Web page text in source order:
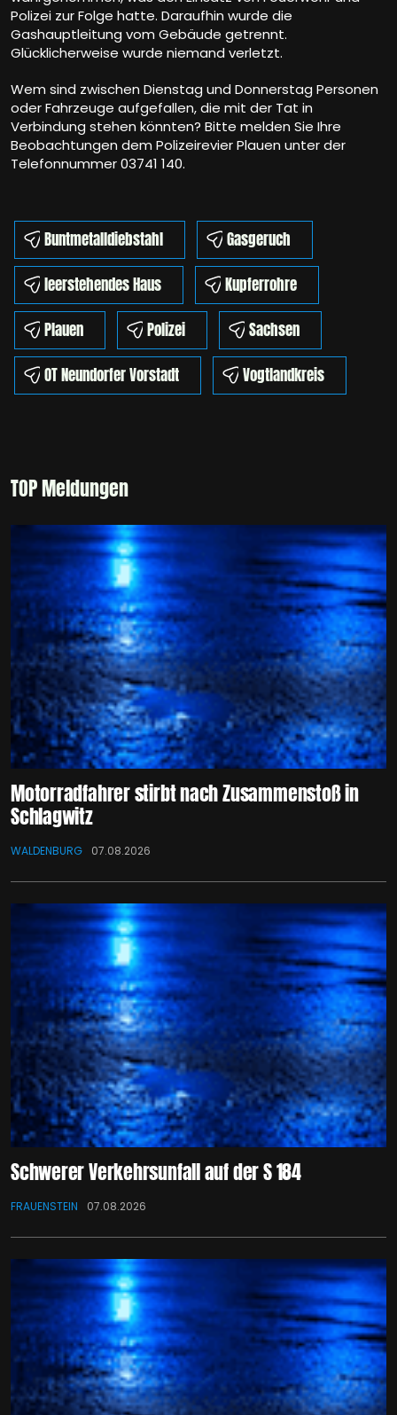
Polizei zur Folge hatte. Daraufhin wurde die
Gashauptleitung vom Gebäude getrennt.
Glücklicherweise wurde niemand verletzt.
Wem sind zwischen Dienstag und Donnerstag Personen
oder Fahrzeuge aufgefallen, die mit der Tat in
Verbindung stehen könnten? Bitte melden Sie Ihre
Beobachtungen dem Polizeirevier Plauen unter der
Telefonnummer 03741 140.
Buntmetalldiebstahl
Gasgeruch
leerstehendes Haus
Kupferrohre
Plauen
Polizei
Sachsen
OT Neundorfer Vorstadt
Vogtlandkreis
TOP Meldungen
Motorradfahrer stirbt nach Zusammenstoß in
Schlagwitz
WALDENBURG 07.08.2026
Schwerer Verkehrsunfall auf der S 184
FRAUENSTEIN 07.08.2026